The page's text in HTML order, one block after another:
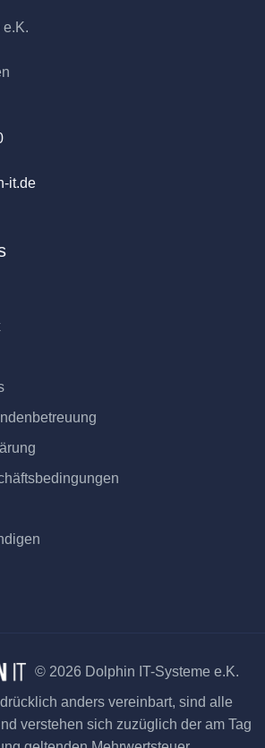
e.K.
it.de
© 2026 Dolphin IT-Systeme e.K.
anders vereinbart, sind alle
verstehen sich zuzüglich der am Tag